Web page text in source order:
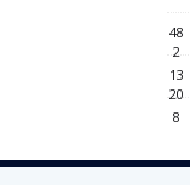
48
2
13
20
8